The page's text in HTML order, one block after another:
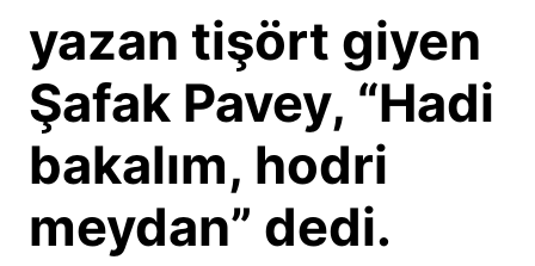
yazan tişört giyen
Şafak Pavey, “Hadi
bakalım, hodri
meydan” dedi.